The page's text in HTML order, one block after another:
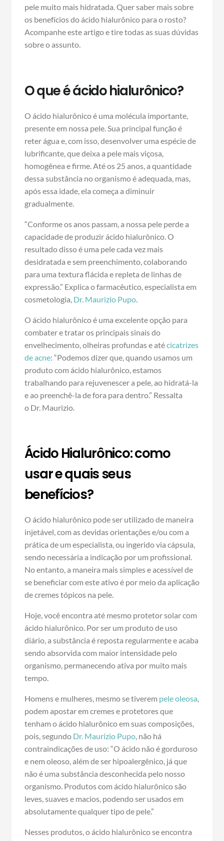
pele muito mais hidratada. Quer saber mais sobre
os benefícios do ácido hialurônico para o rosto?
Acompanhe este artigo e tire todas as suas dúvidas
sobre o assunto.
O que é ácido hialurônico?
O ácido hialurônico é uma molécula importante,
presente em nossa pele. Sua principal função é
reter água e, com isso, desenvolver uma espécie de
lubrificante, que deixa a pele mais viçosa,
homogênea e firme. Até os 25 anos, a quantidade
dessa substância no organismo é adequada, mas,
após essa idade, ela começa a diminuir
gradualmente.
“Conforme os anos passam, a nossa pele perde a
capacidade de produzir ácido hialurônico. O
resultado disso é uma pele cada vez mais
desidratada e sem preenchimento, colaborando
para uma textura flácida e repleta de linhas de
expressão.” Explica o farmacêutico, especialista em
cosmetologia, Dr. Maurizio Pupo.
O ácido hialurônico é uma excelente opção para
combater e tratar os principais sinais do
envelhecimento, olheiras profundas e atécicatrizes
de acne: “Podemos dizer que, quando usamos um
produto com ácido hialurônico, estamos
trabalhando para rejuvenescer a pele, ao hidratá-la
e ao preenchê-la de fora para dentro.” Ressalta
o Dr. Maurizio.
Ácido Hialurônico: como
usar e quais seus
benefícios?
O ácido hialurônico pode ser utilizado de maneira
injetável, com as devidas orientações e/ou com a
prática de um especialista, ou ingerido via cápsula,
sendo necessária a indicação por um profissional.
No entanto, a maneira mais simples e acessível de
se beneficiar com este ativo é por meio da aplicação
de cremes tópicos na pele.
Hoje, você encontra até mesmo protetor solar com
ácido hialurônico. Por ser um produto de uso
diário, a substância é reposta regularmente e acaba
sendo absorvida com maior intensidade pelo
organismo, permanecendo ativa por muito mais
tempo.
Homens e mulheres, mesmo se tiverem pele oleosa,
podem apostar em cremes e protetores que
tenham o ácido hialurônico em suas composições,
pois, segundo Dr. Maurizio Pupo, não há
contraindicações de uso: “O ácido não é gorduroso
e nem oleoso, além de ser hipoalergênico, já que
não é uma substância desconhecida pelo nosso
organismo. Produtos com ácido hialurônico são
leves, suaves e macios, podendo ser usados em
absolutamente qualquer tipo de pele.”
Nesses produtos, o ácido hialurônico se encontra